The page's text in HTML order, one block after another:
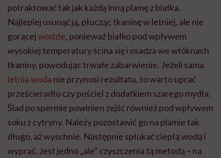
potraktować tak jak każdą inną plamę z białka.
Najlepiej usunąć ją, płucząc tkaninę w letniej, ale nie
gorącejwodzie, ponieważ białko pod wpływem
wysokiej temperatury ścina się i osadza we włóknach
tkaniny, powodując trwałe zabarwienie. Jeżeli sama
letnia woda nie przynosi rezultatu, to warto uprać
prześcieradło czy pościel z dodatkiem szarego mydła.
Ślad po spermie powinien zejść również pod wpływem
soku z cytryny. Należy pozostawić go na plamie tak
długo, aż wyschnie. Następnie spłukać ciepłą wodą i
wyprać. Jest jedno „ale” czyszczenia tą metodą – na